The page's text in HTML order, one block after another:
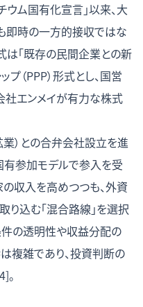
ウム国有化宣言」以来、大
即時の一方的接収ではな
は「既存の民間企業との新
（PPP）形式とし、国営
エンメイが有力な株式
）との合弁会社設立を進
有参加モデルで参入を受
収入を高めつつも、外資
り込む「混合路線」を選択
件の透明性や収益分配の
複雑であり、投資判断の